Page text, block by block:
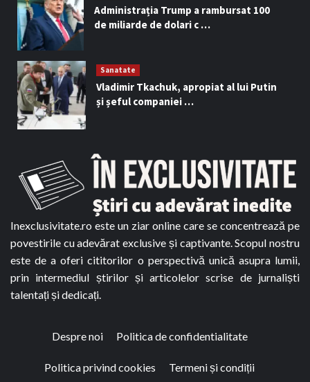
Administrația Trump a rambursat 100
de miliarde de dolari c …
Sanatate
Vladimir Tkachuk, apropiat al lui Putin
și șeful companiei …
Inexclusivitate.ro este un ziar online care se concentrează pe
povestirile cu adevărat exclusive și captivante. Scopul nostru
este de a oferi cititorilor o perspectivă unică asupra lumii,
prin intermediul știrilor și articolelor scrise de jurnaliști
talentați și dedicați.
Despre noi Politica de confidentialitate
Politica privind cookies Termeni și condiții